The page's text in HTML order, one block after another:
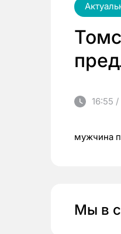
16:55 /
мужчина
Мы в